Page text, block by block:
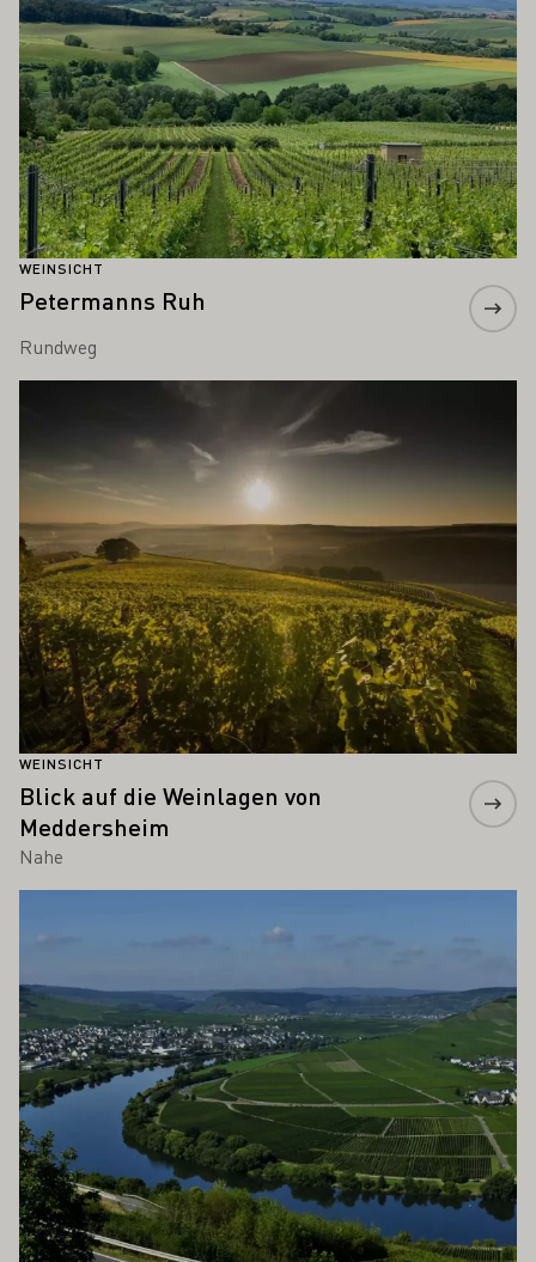
WEINSICHT
Petermanns Ruh
Rundweg
WEINSICHT
Blick auf die Weinlagen von
Meddersheim
Nahe